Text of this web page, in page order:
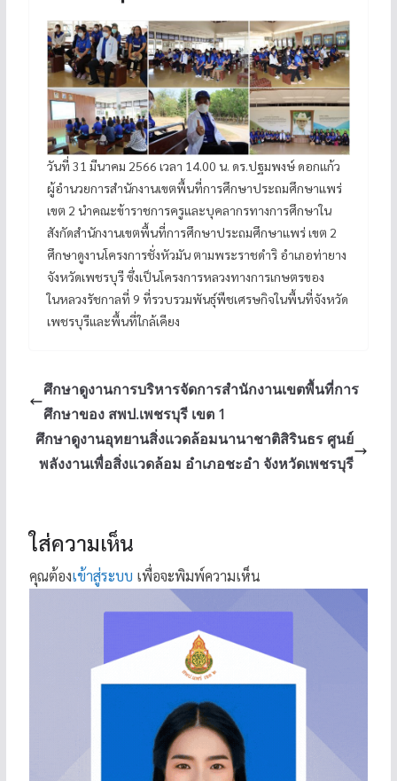
วันที่ 31 มีนาคม 2566 เวลา 14.00 น. ดร.ปฐมพงษ์ ดอกแก้ว
ผู้อำนวยการสำนักงานเขตพื้นที่การศึกษาประถมศึกษาแพร่
เขต 2 นำคณะข้าราชการครูและบุคลากรทางการศึกษาใน
สังกัดสำนักงานเขตพื้นที่การศึกษาประถมศึกษาแพร่ เขต 2
ศึกษาดูงานโครงการชั่งหัวมัน ตามพระราชดำริ อำเภอท่ายาง
จังหวัดเพชรบุรี ซึ่งเป็นโครงการหลวงทางการเกษตรของ
ในหลวงรัชกาลที่ 9 ที่รวบรวมพันธุ์พืชเศรษกิจในพื้นที่จังหวัด
เพชรบุรีและพื้นที่ใกล้เคียง
ศึกษาดูงานการบริหารจัดการสำนักงานเขตพื้นที่การ
ศึกษาของ สพป.เพชรบุรี เขต 1
ศึกษาดูงานอุทยานสิ่งแวดล้อมนานาชาติสิรินธร ศูนย์
พลังงานเพื่อสิ่งแวดล้อม อำเภอชะอำ จังหวัดเพชรบุรี
ใส่ความเห็น
คุณต้องเข้าสู่ระบบ เพื่อจะพิมพ์ความเห็น